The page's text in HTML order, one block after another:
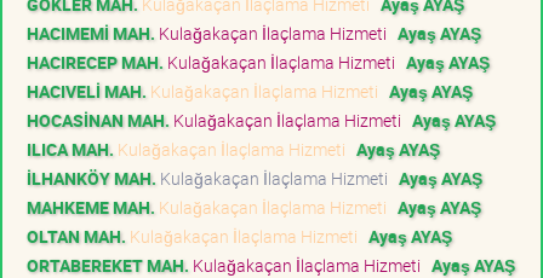
HACIMEMİ MAH. Kulağakaçan İlaçlama Hizmeti Ayaş AYAŞ
HACIRECEP MAH. Kulağakaçan İlaçlama Hizmeti Ayaş AYAŞ
HACIVELİ MAH. Kulağakaçan İlaçlama Hizmeti Ayaş AYAŞ
HOCASİNAN MAH. Kulağakaçan İlaçlama Hizmeti Ayaş AYAŞ
ILICA MAH. Kulağakaçan İlaçlama Hizmeti Ayaş AYAŞ
İLHANKÖY MAH. Kulağakaçan İlaçlama Hizmeti Ayaş AYAŞ
MAHKEME MAH. Kulağakaçan İlaçlama Hizmeti Ayaş AYAŞ
OLTAN MAH. Kulağakaçan İlaçlama Hizmeti Ayaş AYAŞ
ORTABEREKET MAH. Kulağakaçan İlaçlama Hizmeti Ayaş AYAŞ